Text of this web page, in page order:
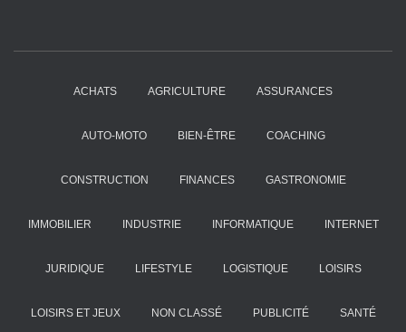
ACHATS AGRICULTURE ASSURANCES
AUTO-MOTO BIEN-ÊTRE COACHING
CONSTRUCTION FINANCES GASTRONOMIE
IMMOBILIER INDUSTRIE INFORMATIQUE INTERNET
JURIDIQUE LIFESTYLE LOGISTIQUE LOISIRS
LOISIRS ET JEUX NON CLASSÉ PUBLICITÉ SANTÉ